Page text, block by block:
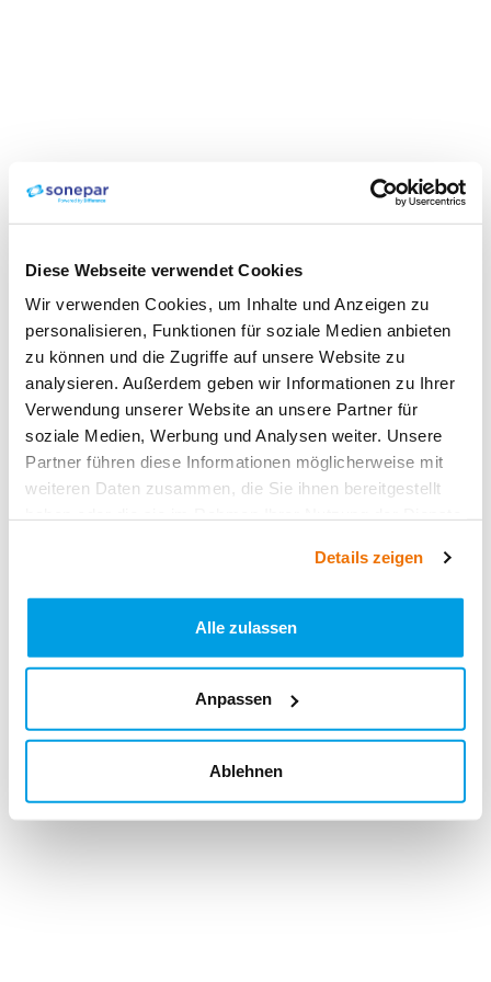
Diese Webseite verwendet Cookies
Wir verwenden Cookies, um Inhalte und Anzeigen zu
personalisieren, Funktionen für soziale Medien anbieten
zu können und die Zugriffe auf unsere Website zu
analysieren. Außerdem geben wir Informationen zu Ihrer
Verwendung unserer Website an unsere Partner für
soziale Medien, Werbung und Analysen weiter. Unsere
Partner führen diese Informationen möglicherweise mit
weiteren Daten zusammen, die Sie ihnen bereitgestellt
Details zeigen
Alle zulassen
Anpassen
Ablehnen